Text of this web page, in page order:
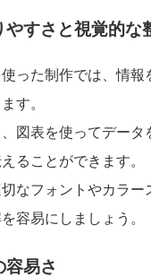
やすさと視覚的な
った制作では、情報
す。
図表を使ってデータ
ることができます。
なフォントやカラー
容易にしましょう。
容易さ